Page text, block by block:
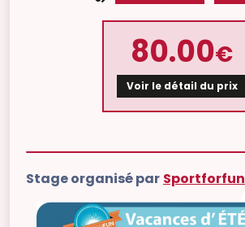
80.00€
Voir le détail du prix
Stage organisé par Sportforfun